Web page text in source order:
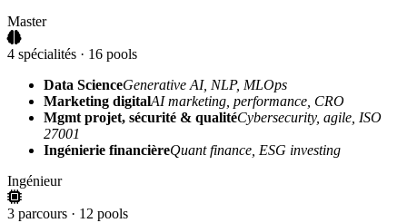
Master
4 spécialités · 16 pools
Data ScienceGenerative AI, NLP, MLOps
Marketing digitalAI marketing, performance, CRO
Mgmt projet, sécurité & qualitéCybersecurity, agile, ISO
27001
Ingénierie financièreQuant finance, ESG investing
Ingénieur
3 parcours · 12 pools